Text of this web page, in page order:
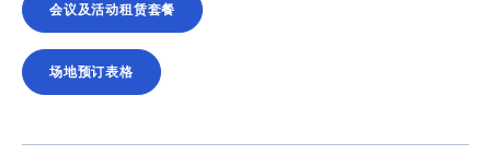
会议及活动租赁套餐
场地预订表格